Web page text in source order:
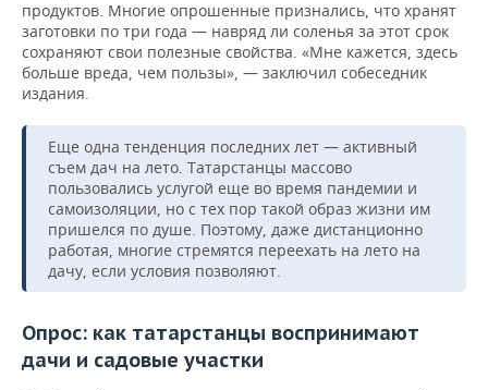
продуктов. Многие опрошенные признались, что хранят
заготовки по три года — навряд ли соленья за этот срок
сохраняют свои полезные свойства. «Мне кажется, здесь
больше вреда, чем пользы», — заключил собеседник
издания.
Еще одна тенденция последних лет — активный
съем дач на лето. Татарстанцы массово
пользовались услугой еще во время пандемии и
самоизоляции, но с тех пор такой образ жизни им
пришелся по душе. Поэтому, даже дистанционно
работая, многие стремятся переехать на лето на
дачу, если условия позволяют.
Опрос: как татарстанцы воспринимают
дачи и садовые участки